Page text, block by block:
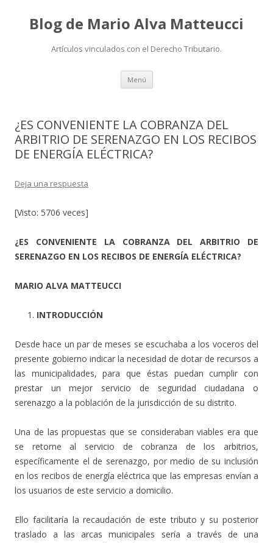
Blog de Mario Alva Matteucci
Artículos vinculados con el Derecho Tributario.
Menú Ir
contenido
¿ES CONVENIENTE LA COBRANZA DEL
ARBITRIO DE SERENAZGO EN LOS RECIBOS
DE ENERGÍA ELÉCTRICA?
Deja una respuesta
[Visto: 5706 veces]
¿ES CONVENIENTE LA COBRANZA DEL ARBITRIO DE
SERENAZGO EN LOS RECIBOS DE ENERGÍA ELÉCTRICA?
MARIO ALVA MATTEUCCI
INTRODUCCIÓN
Desde hace un par de meses se escuchaba a los voceros del
presente gobierno indicar la necesidad de dotar de recursos a
las municipalidades, para que éstas puedan cumplir con
prestar un mejor servicio de seguridad ciudadana o
serenazgo a la población de la jurisdicción de su distrito.
Una de las propuestas que se consideraban viables era que
se retorne al servicio de cobranza de los arbitrios,
específicamente el de serenazgo, por medio de su inclusión
en los recibos de energía eléctrica que las empresas envían a
los usuarios de este servicio a domicilio.
Ello facilitaría la recaudación de este tributo y su posterior
traslado a las arcas municipales sería a través de una